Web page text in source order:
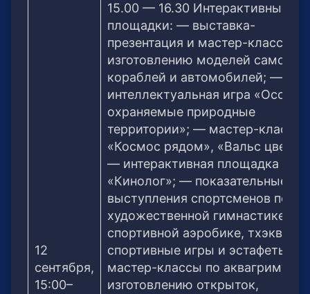
12
сентября,
15:00–
15.00 — 16.30 Интерактивные
площадки: — выставка-
презентация и мастер-класс по
изготовлению моделей
кораблей и автомобилей; —
интеллектуальная игра «Особо
охраняемые природные
территории»; — мастер-классы
«Космос рядом», «Вальс
— интерактивная площадка
«Кинолог»; — показательные
выступления спортсменов по
художественной гимнастике,
спортивной аэробике,
спортивные игры и эстафеты; —
мастер-классы по аквагриму,
изготовлению открыток,